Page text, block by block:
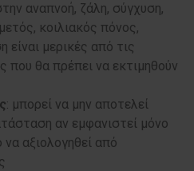
αναπνοή, ζάλη, σύγχυση,
κοιλιακός πόνος,
είναι μερικές από τις
που θα πρέπει να εκτιμηθούν
: μπορεί να μην αποτελεί
αν εμφανιστεί μόνο
να αξιολογηθεί από